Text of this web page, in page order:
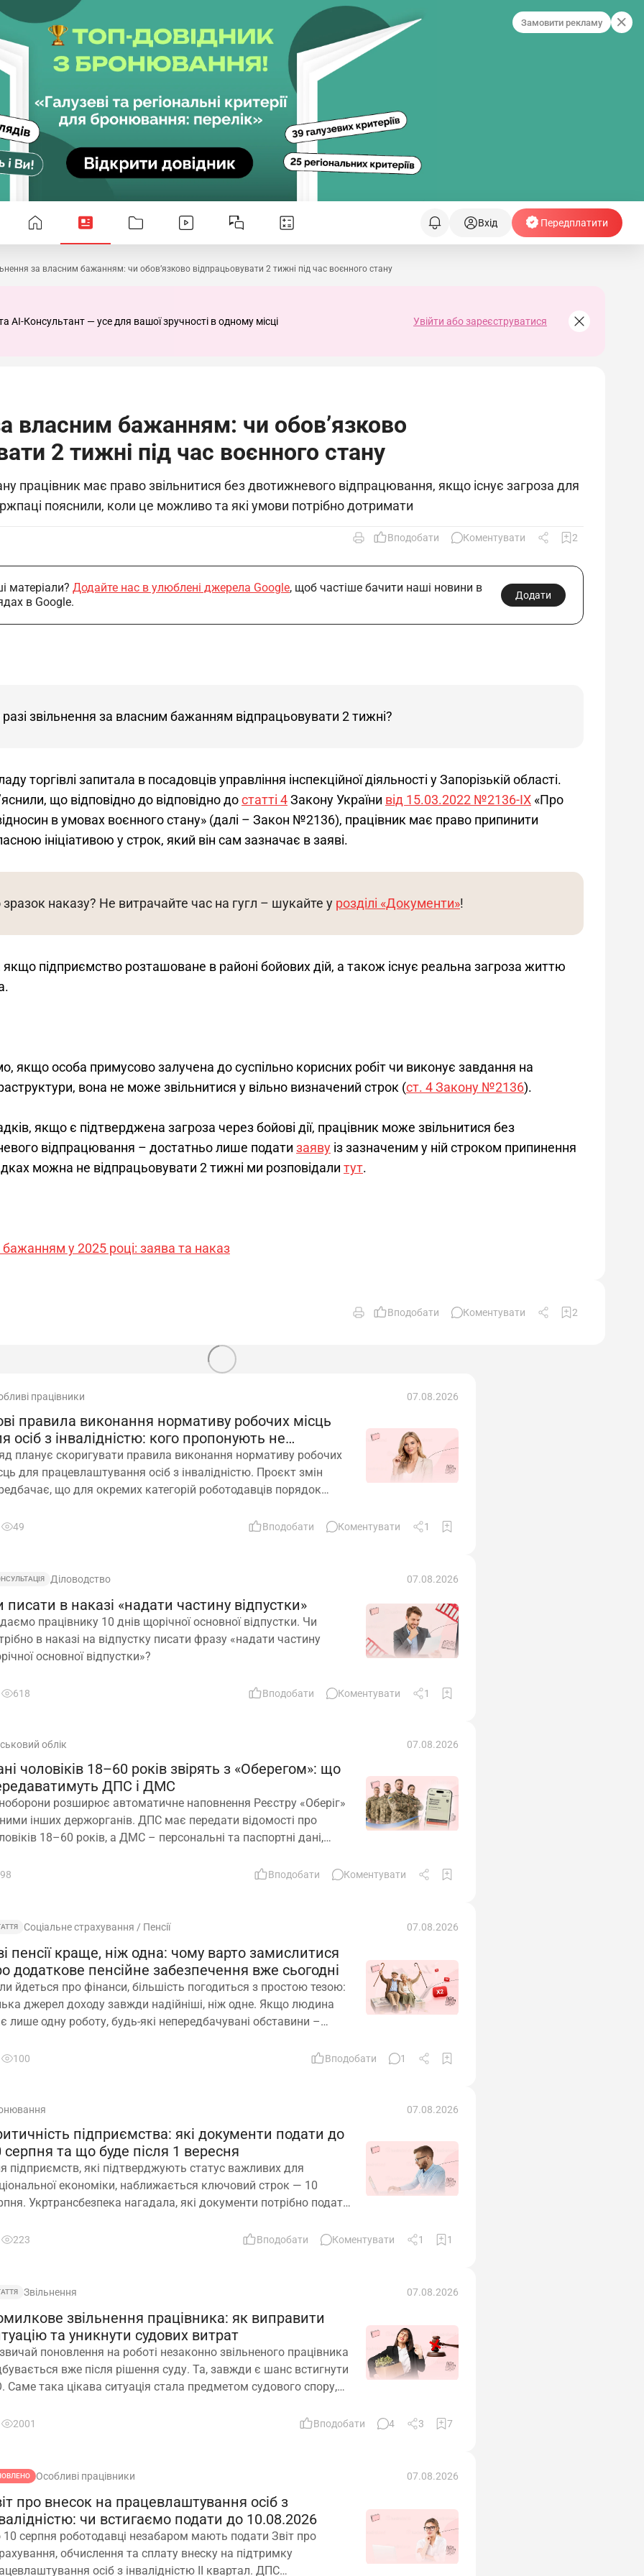
Замовити рекламу
Вхід Передплатити
за власним бажанням: чи обов’язково відпрацьовувати 2 тижні під час воєнного стану
AI-Консультант — усе для вашої зручності в одному місці Увійти або зареєструватися
власним бажанням: чи обов’язково
2 тижні під час воєнного стану
працівник має право звільнитися без двотижневого відпрацювання, якщо існує загроза для
пояснили, коли це можливо та які умови потрібно дотримати
Вподобати Коментувати 2
матеріали? Додайте нас в улюблені джерела Google, щоб частіше бачити наші новини в
в Google.
Додати
звільнення за власним бажанням відпрацьовувати 2 тижні?
торгівлі запитала в посадовців управління інспекційної діяльності у Запорізькій області.
що відповідно до відповідно до статті 4 Закону України від 15.03.2022 №2136-ІХ «Про
в умовах воєнного стану» (далі – Закон №2136), працівник має право припинити
ініціативою у строк, який він сам зазначає в заяві.
зразок наказу? Не витрачайте час на гугл – шукайте у розділі «Документи»!
підприємство розташоване в районі бойових дій, а також існує реальна загроза життю
якщо особа примусово залучена до суспільно корисних робіт чи виконує завдання на
вона не може звільнитися у вільно визначений строк (ст. 4 Закону №2136).
якщо є підтверджена загроза через бойові дії, працівник може звільнитися без
відпрацювання – достатньо лише подати заяву із зазначеним у ній строком припинення
можна не відпрацьовувати 2 тижні ми розповідали тут.
у 2025 році: заява та наказ
Вподобати Коментувати 2
працівники 07.08.2026
правила виконання нормативу робочих місць
осіб з інвалідністю: кого пропонують не
планує скоригувати правила виконання нормативу робочих
для працевлаштування осіб з інвалідністю. Проєкт змін
що для окремих категорій роботодавців порядок
діяльності та усунути практичні труднощі із виконанням
49 Вподобати Коментувати 1
Діловодство 07.08.2026
писати в наказі «надати частину відпустки»
працівнику 10 днів щорічної основної відпустки. Чи
в наказі на відпустку писати фразу «надати частину
основної відпустки»?
618 Вподобати Коментувати 1
облік 07.08.2026
чоловіків 18–60 років звірять з «Оберегом»: що
ДПС і ДМС
розширює автоматичне наповнення Реєстру «Оберіг»
інших держорганів. ДПС має передати відомості про
18–60 років, а ДМС – персональні та паспортні дані,
98 Вподобати Коментувати
Соціальне страхування / Пенсії 07.08.2026
пенсії краще, ніж одна: чому варто замислитися
додаткове пенсійне забезпечення вже сьогодні
йдеться про фінанси, більшість погодиться з простою тезою:
джерел доходу завжди надійніші, ніж одне. Якщо людина
лише одну роботу, будь-які непередбачувані обставини –
миттєво позбавити її доходу. Саме тому диверсифікація
забезпечення
100 Вподобати 1
07.08.2026
підприємства: які документи подати до
серпня та що буде після 1 вересня
підприємств, які підтверджують статус важливих для
економіки, наближається ключовий строк — 10
Укртрансбезпека нагадала, які документи потрібно подати,
не встигнуть підтвердити свій статус
223 Вподобати Коментувати 1 1
Звільнення 07.08.2026
звільнення працівника: як виправити
та уникнути судових витрат
поновлення на роботі незаконно звільненого працівника
вже після рішення суду. Та, завжди є шанс встигнути
Саме така цікава ситуація стала предметом судового спору,
наказ про звільнення. Розберемо її докладно
2001 Вподобати 4 3 7
Особливі працівники 07.08.2026
про внесок на працевлаштування осіб з
чи встигаємо подати до 10.08.2026
серпня роботодавці незабаром мають подати Звіт про
обчислення та сплату внеску на підтримку
осіб з інвалідністю ІІ квартал. ДПС